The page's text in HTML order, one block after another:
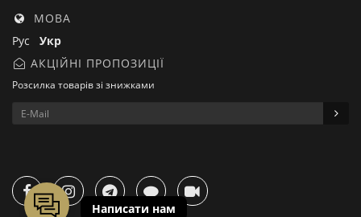
МОВА
Рус Укр
АКЦІЙНІ ПРОПОЗИЦІЇ
Розсилка товарів зі знижками